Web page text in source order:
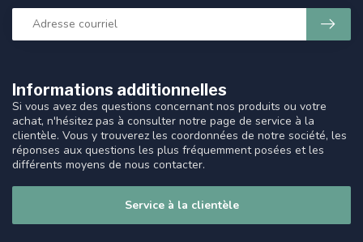
Informations additionnelles
Si vous avez des questions concernant nos produits ou votre
achat, n'hésitez pas à consulter notre page de service à la
clientèle. Vous y trouverez les coordonnées de notre société, les
réponses aux questions les plus fréquemment posées et les
différents moyens de nous contacter.
Service à la clientèle